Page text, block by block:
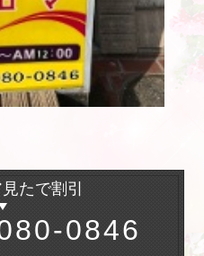
たで割引
0846